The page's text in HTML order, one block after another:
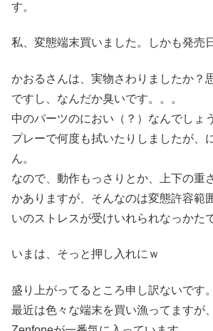
す。
私、変態端末買いました。しかも発売
かおるさんは、実物さわりましたか？
ですし、なんだか臭いです。。。
中のパーツのにおい（？）なんでしょ
プレーで何度も拭いたりしましたが、
ん。
なので、動作もっさりとか、上下の重
かありますが、そんなのは変態許容範
いのストレスが受けいれられなっかた
いまは、そっと押し入れにｗ
盛り上がってるところ申し訳ないです。
最近は色々な端末を買い漁ってますが